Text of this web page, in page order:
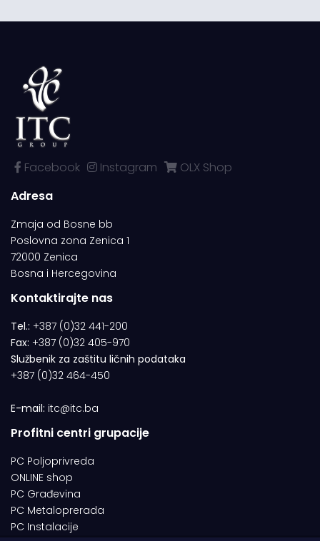
Facebook Instagram
OLX Shop
Adresa
Zmaja od Bosne bb
Poslovna zona Zenica 1
72000 Zenica
Bosna i Hercegovina
Kontaktirajte nas
Tel.: +387 (0)32 441-200
Fax: +387 (0)32 405-970
Službenik za zaštitu ličnih podataka
+387 (0)32 464-450
E-mail: itc@itc.ba
Profitni centri grupacije
PC Poljoprivreda
ONLINE shop
PC Građevina
PC Metaloprerada
PC Instalacije